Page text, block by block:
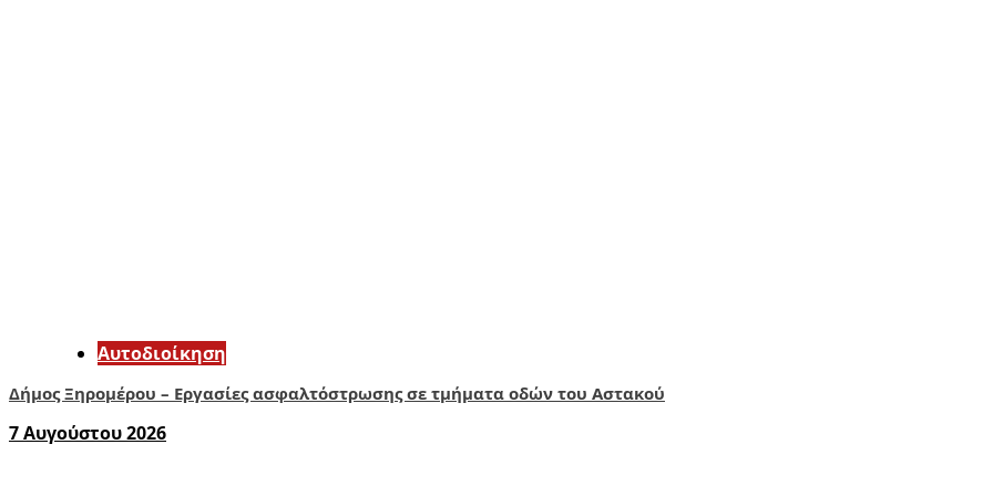
Αυτοδιοίκηση
Δήμος Ξηρομέρου – Εργασίες ασφαλτόστρωσης σε τμήματα οδών του Αστακού
7 Αυγούστου 2026